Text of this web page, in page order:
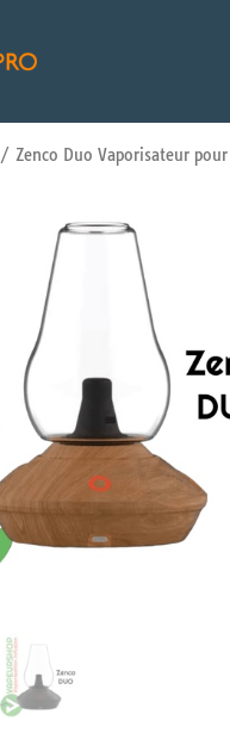
/ Zenco Duo Vaporisateur